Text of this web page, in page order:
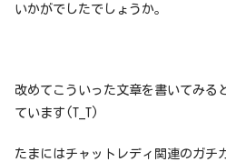
いかがでしたでしょうか。
改めてこういった文章を書いてみる
ています(T_T)
たまにはチャットレディ関連のガチ